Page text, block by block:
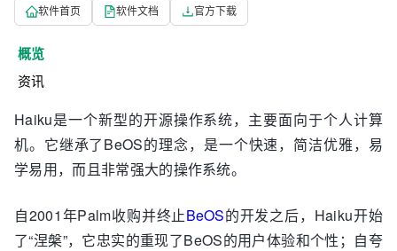
软件首页 软件文档 官方下载
概览
资讯
Haiku是一个新型的开源操作系统，主要面向于个人计算
机。它继承了BeOS的理念，是一个快速，简洁优雅，易
学易用，而且非常强大的操作系统。
自2001年Palm收购并终止BeOS的开发之后，Haiku开始
了“涅槃”，它忠实的重现了BeOS的用户体验和个性；自夸